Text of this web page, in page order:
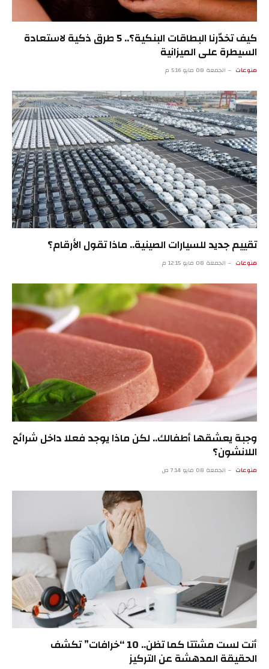
كيف تخدّرنا البطاقات البنكية؟.. 5 طرق ذكية لاستعادة
السيطرة على الميزانية
منوعات الجمعة 08 مايو 5:16 م
تقييم جديد للسيارات الصينية.. ماذا تقول الأرقام؟
منوعات الجمعة 08 مايو 12:15 م
وجبة يعشقها أطفالك.. لكن ماذا يوجد فعلا داخل شرائح
اللانشون؟
منوعات الجمعة 08 مايو 7:14 ص
أنت لست مشتتا كما تظن.. 10 “خرافات” تكشف
الحقيقة المدهشة عن التركيز